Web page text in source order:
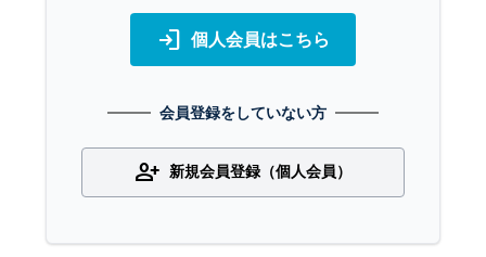
login 個人会員はこちら
会員登録をしていない方
person_add 新規会員登録（個人会員）